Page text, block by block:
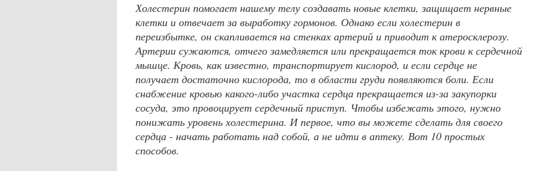
Холестерин помогает нашему телу создавать новые клетки, защищает нервные
клетки и отвечает за выработку гормонов. Однако если холестерин в
переизбытке, он скапливается на стенках артерий и приводит к атеросклерозу.
Артерии сужаются, отчего замедляется или прекращается ток крови к сердечной
мышце. Кровь, как известно, транспортирует кислород, и если сердце не
получает достаточно кислорода, то в области груди появляются боли. Если
снабжение кровью какого-либо участка сердца прекращается из-за закупорки
сосуда, это провоцирует сердечный приступ. Чтобы избежать этого, нужно
понижать уровень холестерина. И первое, что вы можете сделать для своего
сердца - начать работать над собой, а не идти в аптеку. Вот 10 простых
способов.